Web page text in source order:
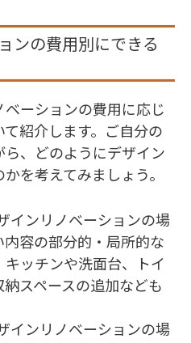
ンの費用別にできる
ーションの費用に応じ
紹介します。ご自分の
、どのようにデザイン
を考えてみましょう。
インリノベーションの場
容の部分的・局所的な
ッチンや洗面台、トイ
スペースの追加なども
インリノベーションの場